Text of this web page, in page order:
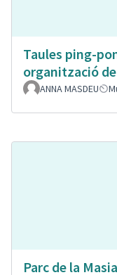
Taules ping-
organització
ANNA MASDEU
Parc de la